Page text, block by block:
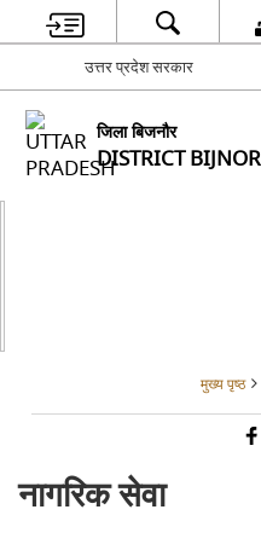
उत्तर प्रदेश सरकार
जिला बिजनौर
DISTRICT BIJNOR
मुख्य पृष्ठ
नागरिक सेवा